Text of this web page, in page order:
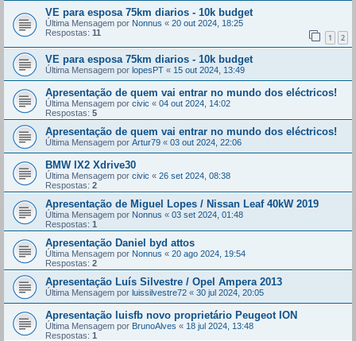
VE para esposa 75km diarios - 10k budget
Última Mensagem por Nonnus « 20 out 2024, 18:25
Respostas: 11 1 2
VE para esposa 75km diarios - 10k budget
Última Mensagem por lopesPT « 15 out 2024, 13:49
Apresentação de quem vai entrar no mundo dos eléctricos!
Última Mensagem por civic « 04 out 2024, 14:02
Respostas: 5
Apresentação de quem vai entrar no mundo dos eléctricos!
Última Mensagem por Artur79 « 03 out 2024, 22:06
BMW IX2 Xdrive30
Última Mensagem por civic « 26 set 2024, 08:38
Respostas: 2
Apresentação de Miguel Lopes / Nissan Leaf 40kW 2019
Última Mensagem por Nonnus « 03 set 2024, 01:48
Respostas: 1
Apresentação Daniel byd attos
Última Mensagem por Nonnus « 20 ago 2024, 19:54
Respostas: 2
Apresentação Luís Silvestre / Opel Ampera 2013
Última Mensagem por luissilvestre72 « 30 jul 2024, 20:05
Apresentação luisfb novo proprietário Peugeot ION
Última Mensagem por BrunoAlves « 18 jul 2024, 13:48
Respostas: 1